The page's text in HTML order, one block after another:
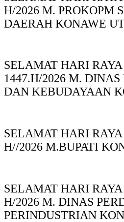
H/2026 M. PROKOPM
DAERAH KONAWE
SELAMAT HARI
1447.H/2026 M.
DAN KEBUDAYAAN
SELAMAT HARI
H//2026 M.BUPATI
SELAMAT HARI
H/2026 M. DINAS
PERINDUSTRIAN